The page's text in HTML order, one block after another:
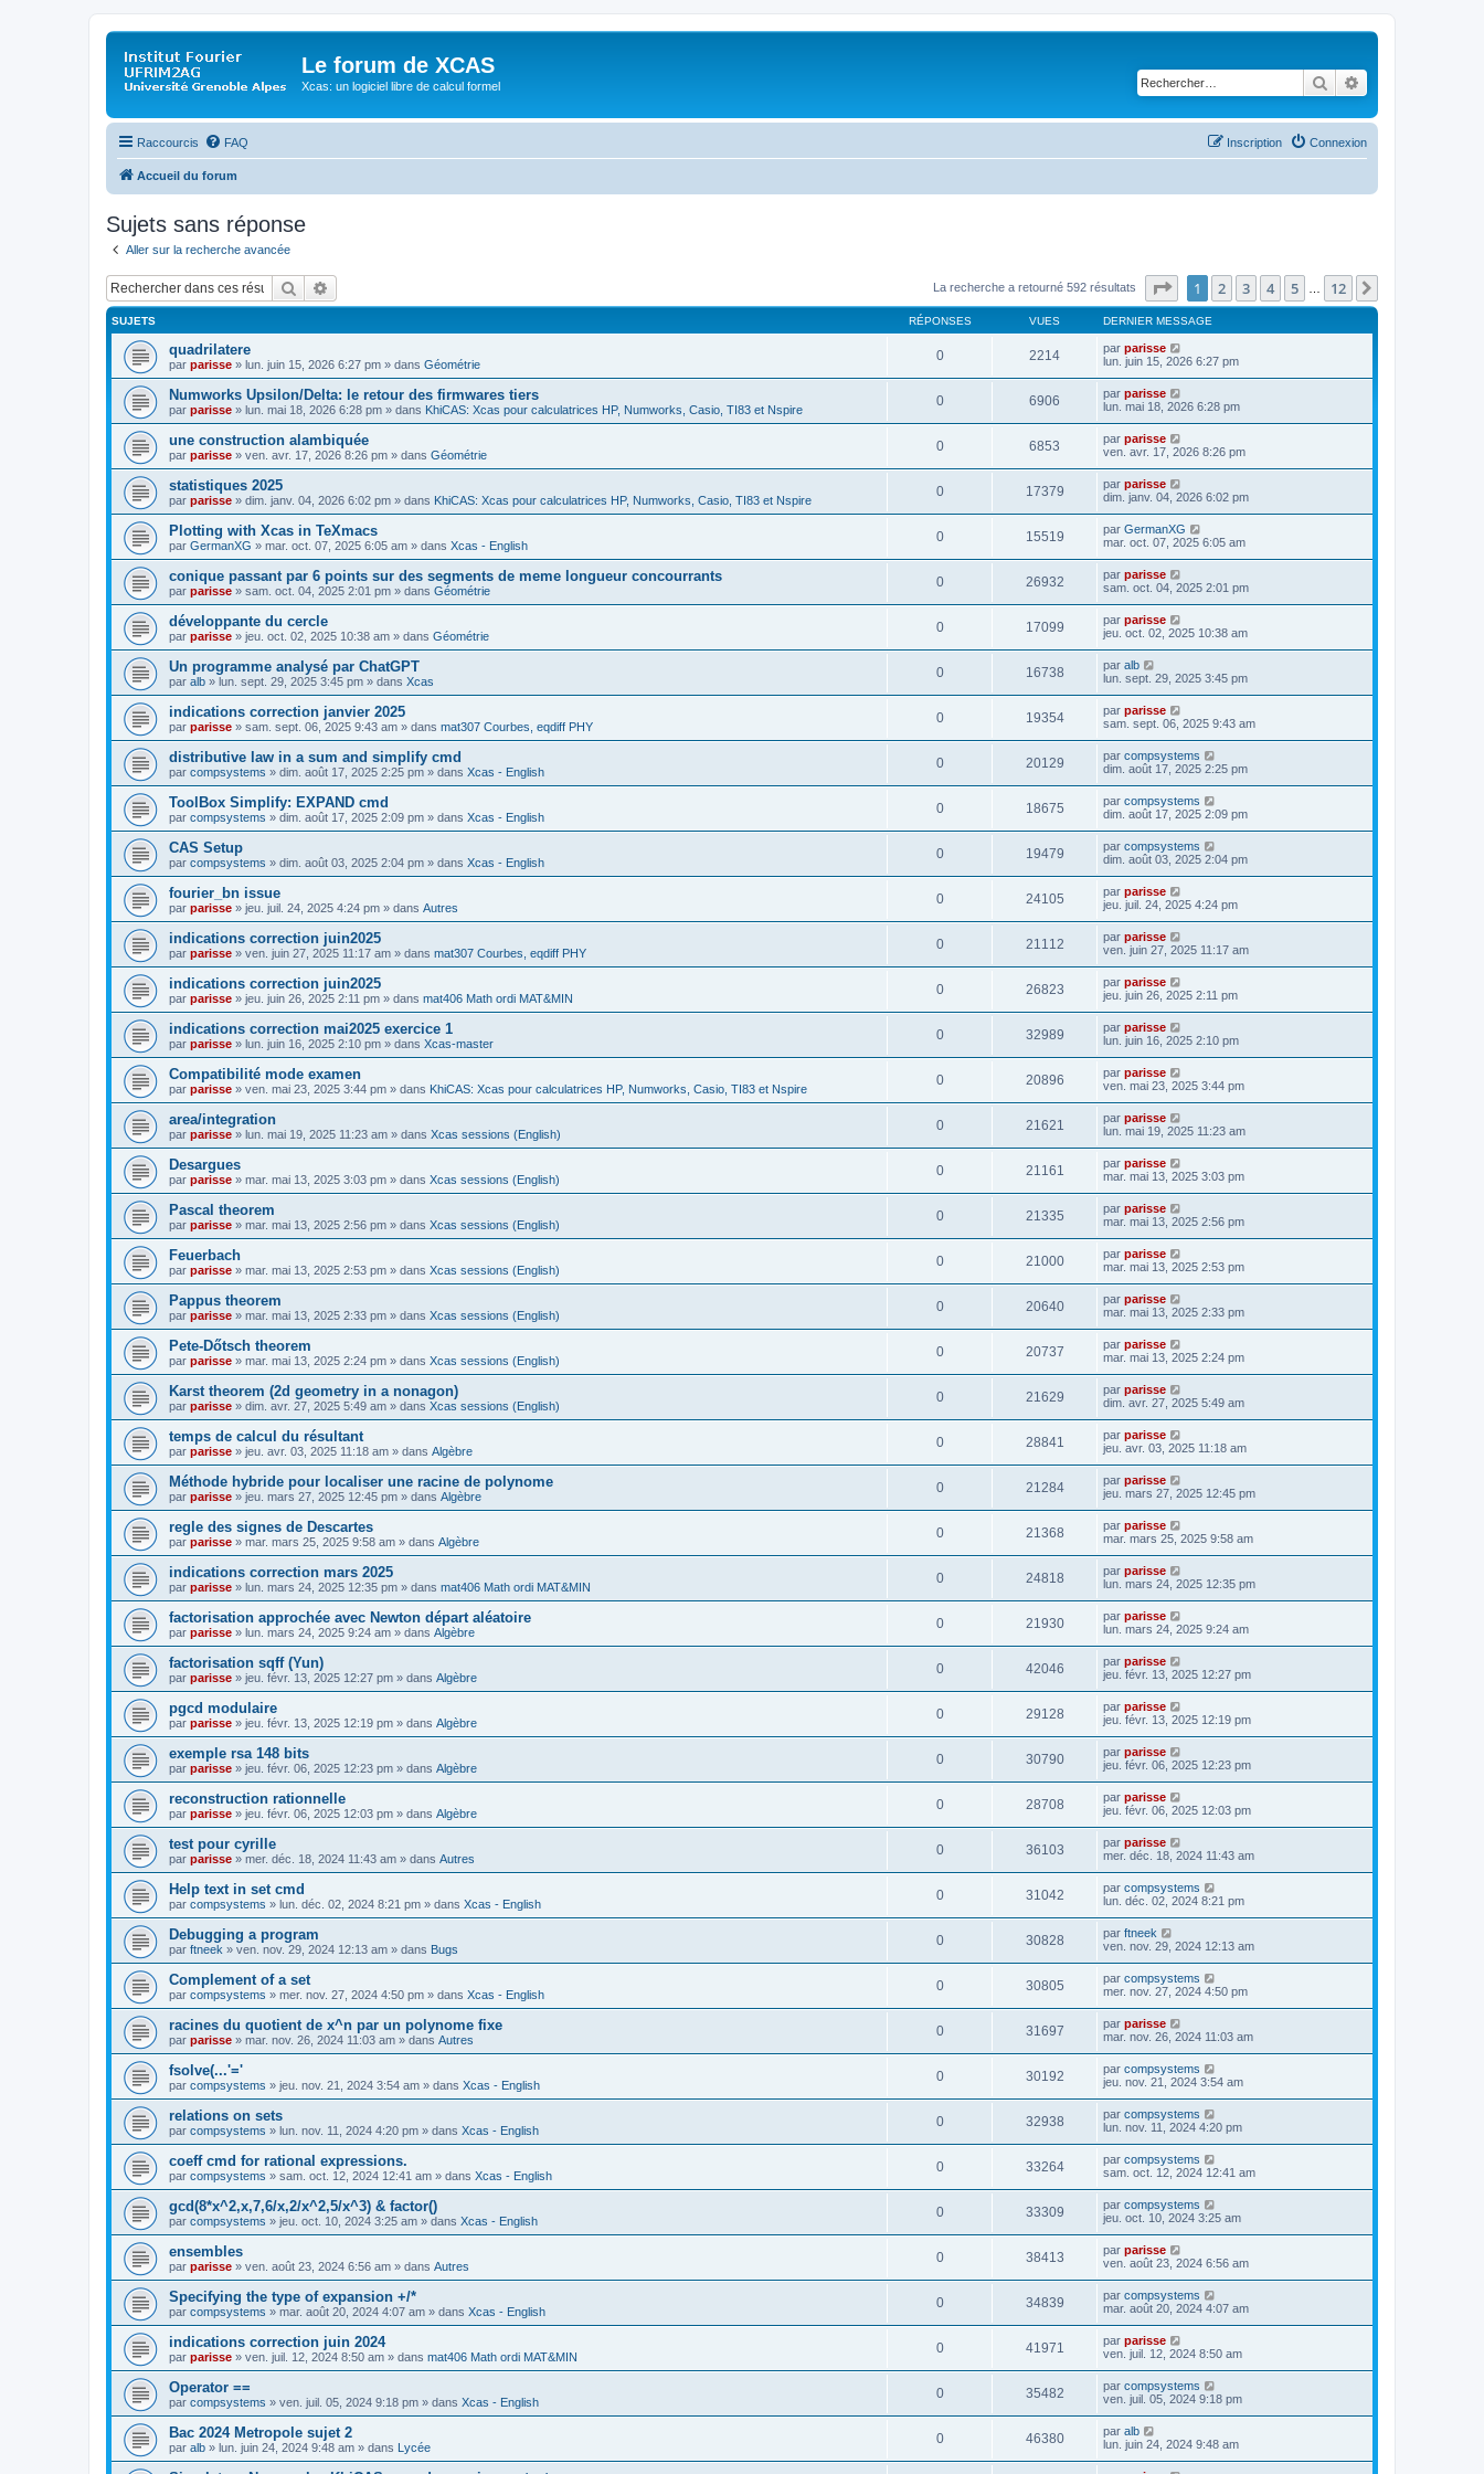
Le forum de XCAS
Xcas: un logiciel libre de calcul formel Rechercher
Raccourcis FAQ Connexion
Inscription
Accueil du forum
Sujets sans réponse
Aller sur la recherche avancée
Rechercher La recherche a retourné 592 résultats Page sur12
1 2 3 4 5 12
SUJETS RÉPONSES VUES DERNIER MESSAGE
quadrilatere
par parisse » lun. juin 15, 2026 6:27 pm » dans Géométrie
0 2214 par parisse
lun. juin 15, 2026 6:27 pm
Numworks Upsilon/Delta: le retour des firmwares tiers
par parisse » lun. mai 18, 2026 6:28 pm » dans KhiCAS: Xcas pour calculatrices HP, Numworks, Casio, TI83 et Nspire
0 6906 par parisse
lun. mai 18, 2026 6:28 pm
une construction alambiquée
par parisse » ven. avr. 17, 2026 8:26 pm » dans Géométrie
0 6853 par parisse
ven. avr. 17, 2026 8:26 pm
statistiques 2025
par parisse » dim. janv. 04, 2026 6:02 pm » dans KhiCAS: Xcas pour calculatrices HP, Numworks, Casio, TI83 et Nspire
0 17379 par parisse
dim. janv. 04, 2026 6:02 pm
Plotting with Xcas in TeXmacs
par GermanXG » mar. oct. 07, 2025 6:05 am » dans Xcas - English
0 15519 par GermanXG
mar. oct. 07, 2025 6:05 am
conique passant par 6 points sur des segments de meme longueur concourrants
par parisse » sam. oct. 04, 2025 2:01 pm » dans Géométrie
0 26932 par parisse
sam. oct. 04, 2025 2:01 pm
développante du cercle
par parisse » jeu. oct. 02, 2025 10:38 am » dans Géométrie
0 17099 par parisse
jeu. oct. 02, 2025 10:38 am
Un programme analysé par ChatGPT
par alb » lun. sept. 29, 2025 3:45 pm » dans Xcas
0 16738 par alb
lun. sept. 29, 2025 3:45 pm
indications correction janvier 2025
par parisse » sam. sept. 06, 2025 9:43 am » dans mat307 Courbes, eqdiff PHY
0 19354 par parisse
sam. sept. 06, 2025 9:43 am
distributive law in a sum and simplify cmd
par compsystems » dim. août 17, 2025 2:25 pm » dans Xcas - English
0 20129 par compsystems
dim. août 17, 2025 2:25 pm
ToolBox Simplify: EXPAND cmd
par compsystems » dim. août 17, 2025 2:09 pm » dans Xcas - English
0 18675 par compsystems
dim. août 17, 2025 2:09 pm
CAS Setup
par compsystems » dim. août 03, 2025 2:04 pm » dans Xcas - English
0 19479 par compsystems
dim. août 03, 2025 2:04 pm
fourier_bn issue
par parisse » jeu. juil. 24, 2025 4:24 pm » dans Autres
0 24105 par parisse
jeu. juil. 24, 2025 4:24 pm
indications correction juin2025
par parisse » ven. juin 27, 2025 11:17 am » dans mat307 Courbes, eqdiff PHY
0 21112 par parisse
ven. juin 27, 2025 11:17 am
indications correction juin2025
par parisse » jeu. juin 26, 2025 2:11 pm » dans mat406 Math ordi MAT&MIN
0 26823 par parisse
jeu. juin 26, 2025 2:11 pm
indications correction mai2025 exercice 1
par parisse » lun. juin 16, 2025 2:10 pm » dans Xcas-master
0 32989 par parisse
lun. juin 16, 2025 2:10 pm
Compatibilité mode examen
par parisse » ven. mai 23, 2025 3:44 pm » dans KhiCAS: Xcas pour calculatrices HP, Numworks, Casio, TI83 et Nspire
0 20896 par parisse
ven. mai 23, 2025 3:44 pm
area/integration
par parisse » lun. mai 19, 2025 11:23 am » dans Xcas sessions (English)
0 21621 par parisse
lun. mai 19, 2025 11:23 am
Desargues
par parisse » mar. mai 13, 2025 3:03 pm » dans Xcas sessions (English)
0 21161 par parisse
mar. mai 13, 2025 3:03 pm
Pascal theorem
par parisse » mar. mai 13, 2025 2:56 pm » dans Xcas sessions (English)
0 21335 par parisse
mar. mai 13, 2025 2:56 pm
Feuerbach
par parisse » mar. mai 13, 2025 2:53 pm » dans Xcas sessions (English)
0 21000 par parisse
mar. mai 13, 2025 2:53 pm
Pappus theorem
par parisse » mar. mai 13, 2025 2:33 pm » dans Xcas sessions (English)
0 20640 par parisse
mar. mai 13, 2025 2:33 pm
Pete-Dőtsch theorem
par parisse » mar. mai 13, 2025 2:24 pm » dans Xcas sessions (English)
0 20737 par parisse
mar. mai 13, 2025 2:24 pm
Karst theorem (2d geometry in a nonagon)
par parisse » dim. avr. 27, 2025 5:49 am » dans Xcas sessions (English)
0 21629 par parisse
dim. avr. 27, 2025 5:49 am
temps de calcul du résultant
par parisse » jeu. avr. 03, 2025 11:18 am » dans Algèbre
0 28841 par parisse
jeu. avr. 03, 2025 11:18 am
Méthode hybride pour localiser une racine de polynome
par parisse » jeu. mars 27, 2025 12:45 pm » dans Algèbre
0 21284 par parisse
jeu. mars 27, 2025 12:45 pm
regle des signes de Descartes
par parisse » mar. mars 25, 2025 9:58 am » dans Algèbre
0 21368 par parisse
mar. mars 25, 2025 9:58 am
indications correction mars 2025
par parisse » lun. mars 24, 2025 12:35 pm » dans mat406 Math ordi MAT&MIN
0 24818 par parisse
lun. mars 24, 2025 12:35 pm
factorisation approchée avec Newton départ aléatoire
par parisse » lun. mars 24, 2025 9:24 am » dans Algèbre
0 21930 par parisse
lun. mars 24, 2025 9:24 am
factorisation sqff (Yun)
par parisse » jeu. févr. 13, 2025 12:27 pm » dans Algèbre
0 42046 par parisse
jeu. févr. 13, 2025 12:27 pm
pgcd modulaire
par parisse » jeu. févr. 13, 2025 12:19 pm » dans Algèbre
0 29128 par parisse
jeu. févr. 13, 2025 12:19 pm
exemple rsa 148 bits
par parisse » jeu. févr. 06, 2025 12:23 pm » dans Algèbre
0 30790 par parisse
jeu. févr. 06, 2025 12:23 pm
reconstruction rationnelle
par parisse » jeu. févr. 06, 2025 12:03 pm » dans Algèbre
0 28708 par parisse
jeu. févr. 06, 2025 12:03 pm
test pour cyrille
par parisse » mer. déc. 18, 2024 11:43 am » dans Autres
0 36103 par parisse
mer. déc. 18, 2024 11:43 am
Help text in set cmd
par compsystems » lun. déc. 02, 2024 8:21 pm » dans Xcas - English
0 31042 par compsystems
lun. déc. 02, 2024 8:21 pm
Debugging a program
par ftneek » ven. nov. 29, 2024 12:13 am » dans Bugs
0 30828 par ftneek
ven. nov. 29, 2024 12:13 am
Complement of a set
par compsystems » mer. nov. 27, 2024 4:50 pm » dans Xcas - English
0 30805 par compsystems
mer. nov. 27, 2024 4:50 pm
racines du quotient de x^n par un polynome fixe
par parisse » mar. nov. 26, 2024 11:03 am » dans Autres
0 31697 par parisse
mar. nov. 26, 2024 11:03 am
fsolve(...'='
par compsystems » jeu. nov. 21, 2024 3:54 am » dans Xcas - English
0 30192 par compsystems
jeu. nov. 21, 2024 3:54 am
relations on sets
par compsystems » lun. nov. 11, 2024 4:20 pm » dans Xcas - English
0 32938 par compsystems
lun. nov. 11, 2024 4:20 pm
coeff cmd for rational expressions.
par compsystems » sam. oct. 12, 2024 12:41 am » dans Xcas - English
0 33264 par compsystems
sam. oct. 12, 2024 12:41 am
gcd(8*x^2,x,7,6/x,2/x^2,5/x^3) & factor()
par compsystems » jeu. oct. 10, 2024 3:25 am » dans Xcas - English
0 33309 par compsystems
jeu. oct. 10, 2024 3:25 am
ensembles
par parisse » ven. août 23, 2024 6:56 am » dans Autres
0 38413 par parisse
ven. août 23, 2024 6:56 am
Specifying the type of expansion +/*
par compsystems » mar. août 20, 2024 4:07 am » dans Xcas - English
0 34839 par compsystems
mar. août 20, 2024 4:07 am
indications correction juin 2024
par parisse » ven. juil. 12, 2024 8:50 am » dans mat406 Math ordi MAT&MIN
0 41971 par parisse
ven. juil. 12, 2024 8:50 am
Operator ==
par compsystems » ven. juil. 05, 2024 9:18 pm » dans Xcas - English
0 35482 par compsystems
ven. juil. 05, 2024 9:18 pm
Bac 2024 Metropole sujet 2
par alb » lun. juin 24, 2024 9:48 am » dans Lycée
0 46380 par alb
lun. juin 24, 2024 9:48 am